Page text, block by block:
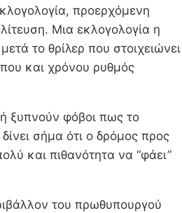
προερχόμενη
Μια εκλογολογία η
το θρίλερ που στοιχειώνει
και χρόνου ρυθμός
ξυπνούν φόβοι πως το
σήμα ότι ο δρόμος προς
και πιθανότητα να “φάει”
του πρωθυπουργού